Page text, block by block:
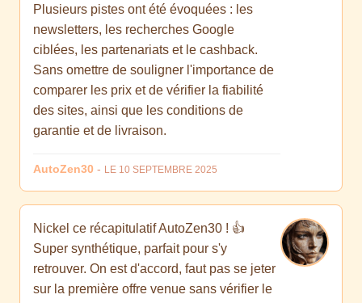
Plusieurs pistes ont été évoquées : les
newsletters, les recherches Google
ciblées, les partenariats et le cashback.
Sans omettre de souligner l'importance de
comparer les prix et de vérifier la fiabilité
des sites, ainsi que les conditions de
garantie et de livraison.
AutoZen30 - LE 10 SEPTEMBRE 2025
Nickel ce récapitulatif AutoZen30 ! 👍
Super synthétique, parfait pour s'y
retrouver. On est d'accord, faut pas se jeter
sur la première offre venue sans vérifier le